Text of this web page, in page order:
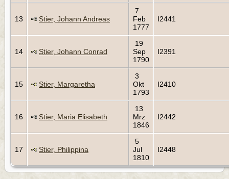
13 Stier, Johann Andreas
7
Feb
1777
I2441
14 Stier, Johann Conrad
19
Sep
1790
I2391
15 Stier, Margaretha
3
Okt
1793
I2410
16 Stier, Maria Elisabeth
13
Mrz
1846
I2442
17 Stier, Philippina
5
Jul
1810
I2448